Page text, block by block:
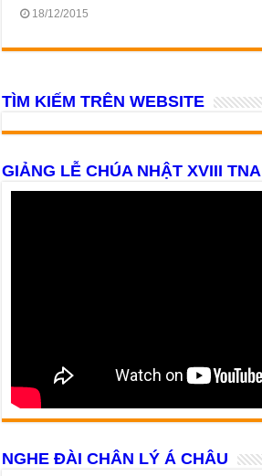
18/12/2015
TÌM KIẾM TRÊN WEBSITE
GIẢNG LỄ CHÚA NHẬT XVIII TNA
NGHE ĐÀI CHÂN LÝ Á CHÂU